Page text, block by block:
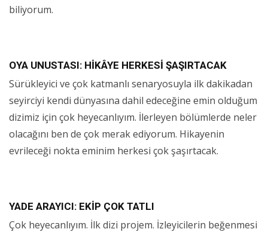
biliyorum.
OYA UNUSTASI: HİKÂYE HERKESİ ŞAŞIRTACAK
Sürükleyici ve çok katmanlı senaryosuyla ilk dakikadan
seyirciyi kendi dünyasına dahil edeceğine emin olduğum
dizimiz için çok heyecanlıyım. İlerleyen bölümlerde neler
olacağını ben de çok merak ediyorum. Hikayenin
evrileceği nokta eminim herkesi çok şaşırtacak.
YADE ARAYICI: EKİP ÇOK TATLI
Çok heyecanlıyım. İlk dizi projem. İzleyicilerin beğenmesi